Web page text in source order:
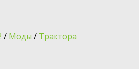
/ Моды / Трактора